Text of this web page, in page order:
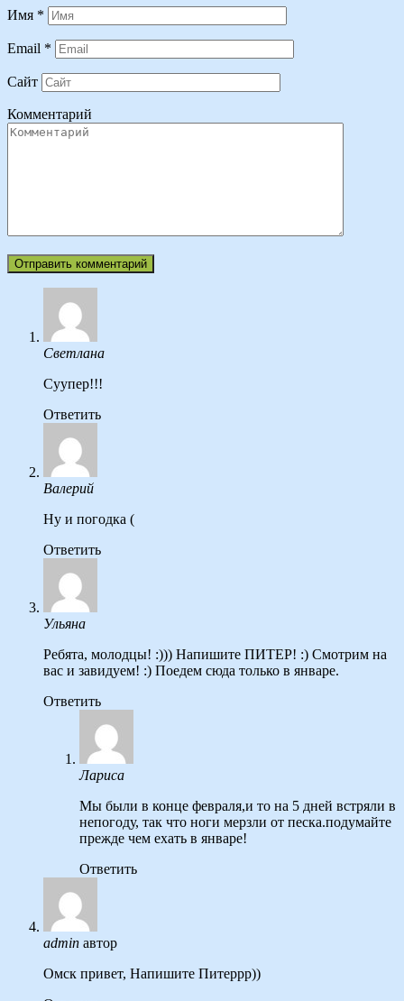
Имя *
Email *
Сайт
Комментарий
Светлана
Суупер!!!
Ответить
Валерий
Ну и погодка (
Ответить
Ульяна
Ребята, молодцы! :))) Напишите ПИТЕР! :) Смотрим на
вас и завидуем! :) Поедем сюда только в январе.
Ответить
Лариса
Мы были в конце февраля,и то на 5 дней встряли в
непогоду, так что ноги мерзли от песка.подумайте
прежде чем ехать в январе!
Ответить
admin автор
Омск привет, Напишите Питеррр))